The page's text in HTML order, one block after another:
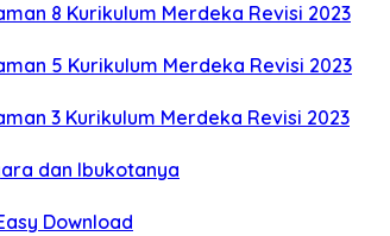
8 Kurikulum Merdeka Revisi 2023
5 Kurikulum Merdeka Revisi 2023
3 Kurikulum Merdeka Revisi 2023
dan Ibukotanya
Download